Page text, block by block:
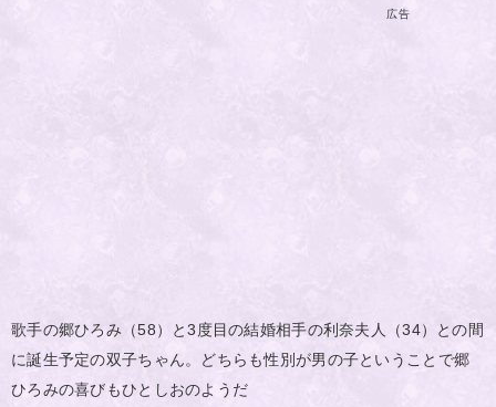
広告
歌手の郷ひろみ（58）と3度目の結婚相手の利奈夫人（34）との間
に誕生予定の双子ちゃん。どちらも性別が男の子ということで郷
ひろみの喜びもひとしおのようだ